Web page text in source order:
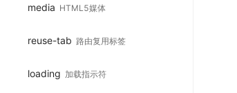
media HTML5媒体
reuse-tab 路由复用标签
loading 加载指示符